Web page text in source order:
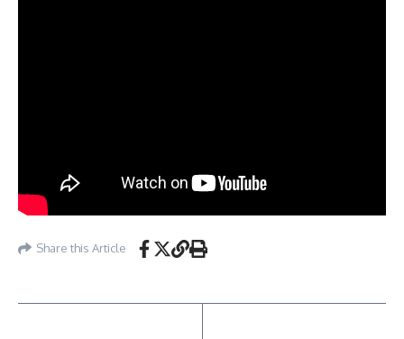
Share this Article